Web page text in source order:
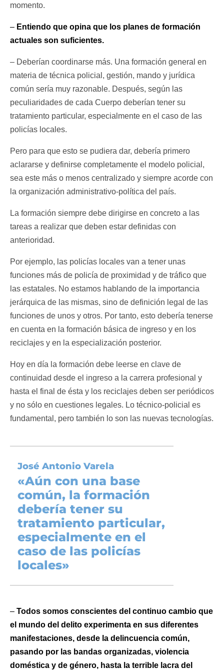
momento.
– Entiendo que opina que los planes de formación
actuales son suficientes.
– Deberían coordinarse más. Una formación general en
materia de técnica policial, gestión, mando y jurídica
común sería muy razonable. Después, según las
peculiaridades de cada Cuerpo deberían tener su
tratamiento particular, especialmente en el caso de las
policías locales.
Pero para que esto se pudiera dar, debería primero
aclararse y definirse completamente el modelo policial,
sea este más o menos centralizado y siempre acorde con
la organización administrativo-política del país.
La formación siempre debe dirigirse en concreto a las
tareas a realizar que deben estar definidas con
anterioridad.
Por ejemplo, las policías locales van a tener unas
funciones más de policía de proximidad y de tráfico que
las estatales. No estamos hablando de la importancia
jerárquica de las mismas, sino de definición legal de las
funciones de unos y otros. Por tanto, esto debería tenerse
en cuenta en la formación básica de ingreso y en los
reciclajes y en la especialización posterior.
Hoy en día la formación debe leerse en clave de
continuidad desde el ingreso a la carrera profesional y
hasta el final de ésta y los reciclajes deben ser periódicos
y no sólo en cuestiones legales. Lo técnico-policial es
fundamental, pero también lo son las nuevas tecnologías.
José Antonio Varela
«Aún con una base
común, la formación
debería tener su
tratamiento particular,
especialmente en el
caso de las policías
locales»
– Todos somos conscientes del continuo cambio que
el mundo del delito experimenta en sus diferentes
manifestaciones, desde la delincuencia común,
pasando por las bandas organizadas, violencia
doméstica y de género, hasta la terrible lacra del